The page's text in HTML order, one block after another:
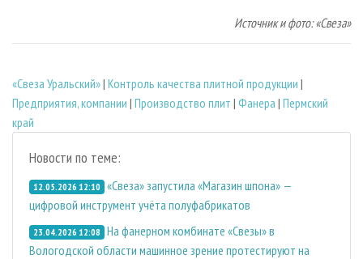
Источник и фото: «Свеза»
«Свеза Уральский»| Контроль качества плитной продукции |
Предприятия, компании | Производство плит | Фанера | Пермский
край
Новости по теме:
12.05.2026 12:10 «Свеза» запустила «Магазин шпона» —
цифровой инструмент учёта полуфабрикатов
23.04.2026 12:08 На фанерном комбинате «Свезы» в
Вологодской области машинное зрение протестируют на